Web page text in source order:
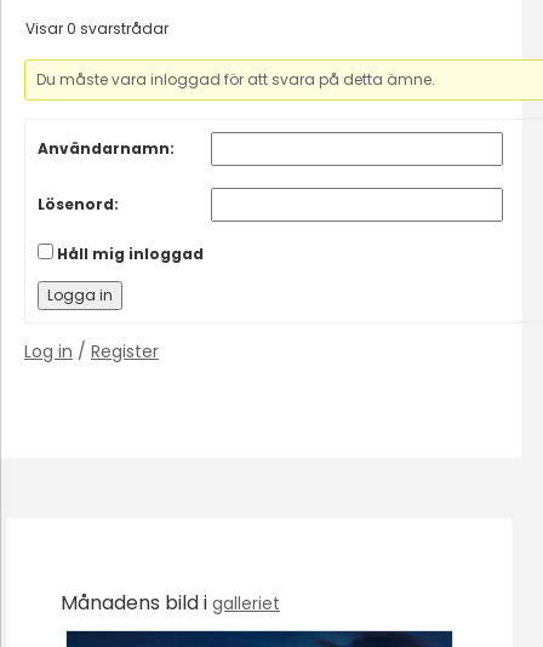
Visar 0 svarstrådar
Du måste vara inloggad för att svara på detta ämne.
Användarnamn:
Lösenord:
Håll mig inloggad
Logga in
Log in / Register
Månadens bild i galleriet